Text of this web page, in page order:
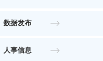
数据发布
人事信息